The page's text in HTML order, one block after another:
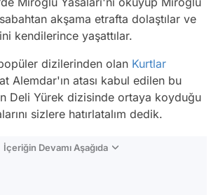
akşama etrafta dolaştılar ve
kendilerince yaşattılar.
dizilerinden olan Kurtlar
Alemdar'ın atası kabul edilen bu
Deli Yürek dizisinde ortaya koyduğu
sizlere hatırlatalım dedik.
İçeriğin Devamı Aşağıda